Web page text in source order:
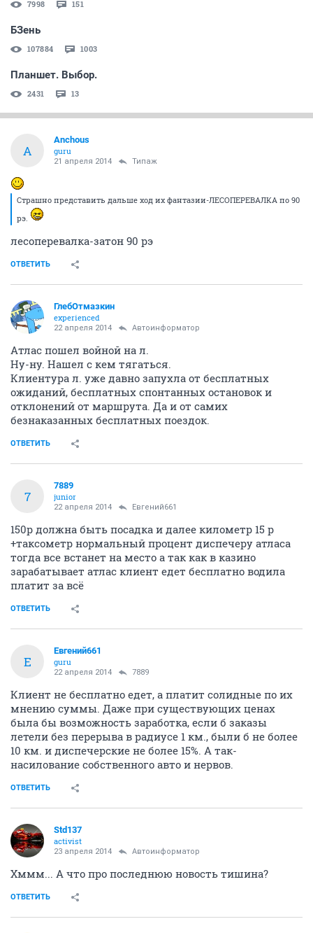
7998 151
БЗень
107884 1003
Планшет. Выбор.
2431 13
A
Anchous
guru
21 апреля 2014 Типаж
Страшно представить дальше ход их фантазии-ЛЕСОПЕРЕВАЛКА по 90
рэ.
лесоперевалка-затон 90 рэ
ОТВЕТИТЬ
ГлебОтмазкин
experienced
22 апреля 2014 Автоинформатор
Атлас пошел войной на л.
Ну-ну. Нашел с кем тягаться.
Клиентура л. уже давно запухла от бесплатных
ожиданий, бесплатных спонтанных остановок и
отклонений от маршрута. Да и от самих
безнаказанных бесплатных поездок.
ОТВЕТИТЬ
7
7889
junior
22 апреля 2014 Евгений661
150р должна быть посадка и далее километр 15 р
+таксометр нормальный процент диспечеру атласа
тогда все встанет на место а так как в казино
зарабатывает атлас клиент едет бесплатно водила
платит за всё
ОТВЕТИТЬ
Е
Евгений661
guru
22 апреля 2014 7889
Клиент не бесплатно едет, а платит солидные по их
мнению суммы. Даже при существующих ценах
была бы возможность заработка, если б заказы
летели без перерыва в радиусе 1 км., были б не более
10 км. и диспечерские не более 15%. А так-
насилование собственного авто и нервов.
ОТВЕТИТЬ
Std137
activist
23 апреля 2014 Автоинформатор
Хммм... А что про последнюю новость тишина?
ОТВЕТИТЬ